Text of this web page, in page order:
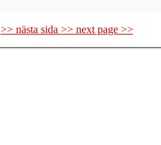
>> nästa sida >> next page >>